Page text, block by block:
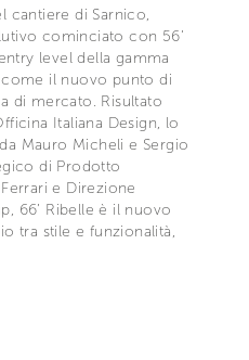
cantiere di Sarnico,
cominciato con 56’
level della gamma
il nuovo punto di
di mercato. Risultato
Italiana Design, lo
Mauro Micheli e Sergio
di Prodotto
e Direzione
66’ Ribelle è il nuovo
tra stile e funzionalità,